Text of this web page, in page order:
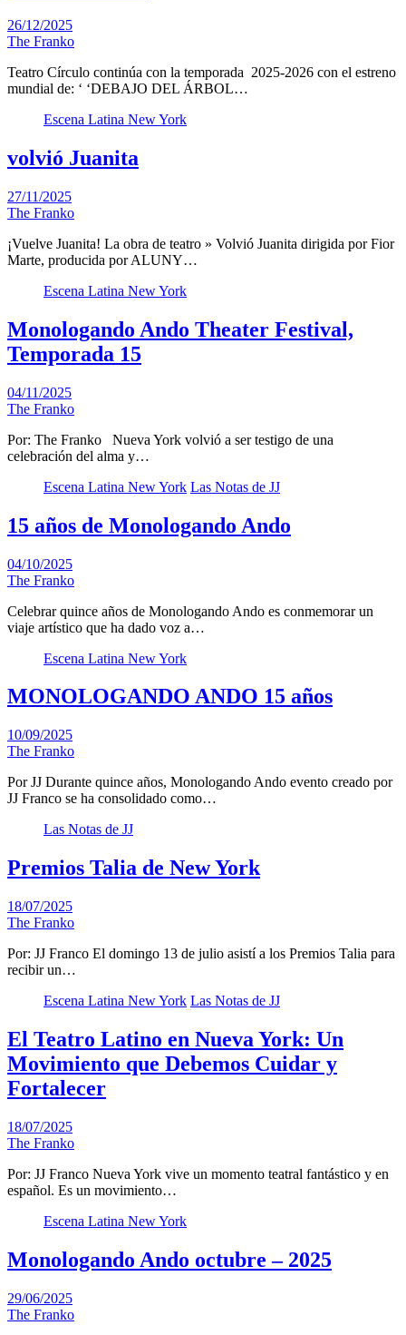
26/12/2025
The Franko
Teatro Círculo continúa con la temporada 2025-2026 con el estreno
mundial de: ‘ ‘DEBAJO DEL ÁRBOL…
Escena Latina New York
volvió Juanita
27/11/2025
The Franko
¡Vuelve Juanita! La obra de teatro » Volvió Juanita dirigida por Fior
Marte, producida por ALUNY…
Escena Latina New York
Monologando Ando Theater Festival,
Temporada 15
04/11/2025
The Franko
Por: The Franko Nueva York volvió a ser testigo de una
celebración del alma y…
Escena Latina New York Las Notas de JJ
15 años de Monologando Ando
04/10/2025
The Franko
Celebrar quince años de Monologando Ando es conmemorar un
viaje artístico que ha dado voz a…
Escena Latina New York
MONOLOGANDO ANDO 15 años
10/09/2025
The Franko
Por JJ Durante quince años, Monologando Ando evento creado por
JJ Franco se ha consolidado como…
Las Notas de JJ
Premios Talia de New York
18/07/2025
The Franko
Por: JJ Franco El domingo 13 de julio asistí a los Premios Talia para
recibir un…
Escena Latina New York Las Notas de JJ
El Teatro Latino en Nueva York: Un
Movimiento que Debemos Cuidar y
Fortalecer
18/07/2025
The Franko
Por: JJ Franco Nueva York vive un momento teatral fantástico y en
español. Es un movimiento…
Escena Latina New York
Monologando Ando octubre – 2025
29/06/2025
The Franko